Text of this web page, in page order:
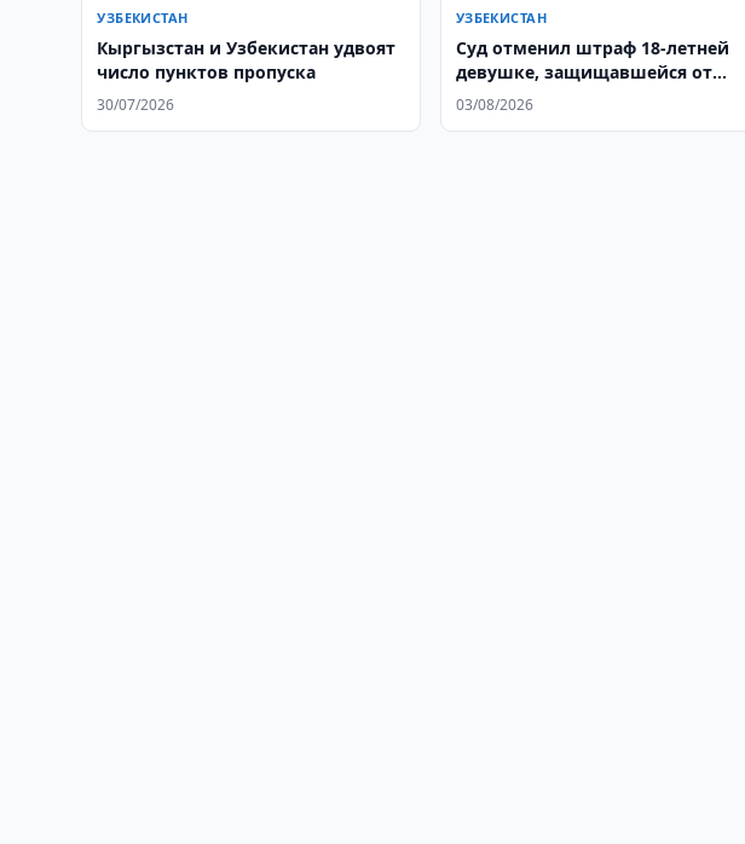
УЗБЕКИСТАН
Кыргызстан и Узбекистан удвоят
число пунктов пропуска
30/07/2026
УЗБЕКИСТАН
Суд отменил штраф 18-летней
девушке, защищавшейся от
домогательств бывшего тренера
03/08/2026